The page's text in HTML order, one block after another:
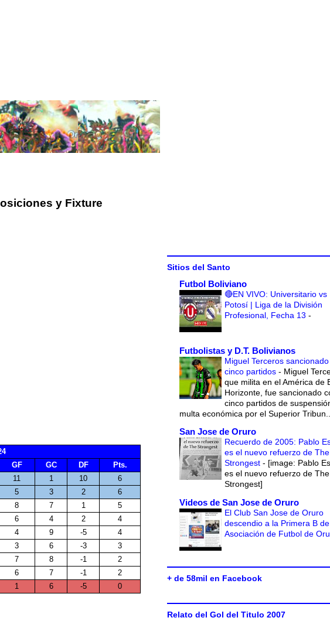
y Fixture
GF GC DF
Pts.
11 1 10
6
5 3 2
6
8 7 1
5
6 4 2
4
4 9 -5
4
3 6 -3
3
7 8 -1
2
6 7 -1
2
1 6 -5 0
Sitios del Santo
Futbol Boliviano
🔴EN VIVO: Universitario vs
Potosí | Liga de la División
Profesional, Fecha 13 -
Futbolistas y D.T. Bolivianos
Miguel Terceros
cinco partidos - Miguel
que milita en el América de
Horizonte, fue sancionado
cinco partidos de
multa económica por el Superior
San Jose de Oruro
Recuerdo de 2005: Pablo
es el nuevo refuerzo de The
Strongest - [image: Pablo
es el nuevo refuerzo de The
Strongest]
Videos de San Jose de Oruro
El Club San Jose de Oruro
descendio a la Primera B
Asociación de Futbol de
+ de 58mil en Facebook
Relato del Gol del Titulo 2007